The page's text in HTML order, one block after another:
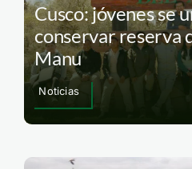
Cusco: jóvenes se
conservar reserva
Manu
Noticias